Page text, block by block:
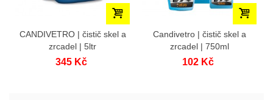
CANDIVETRO | čistič skel a
zrcadel | 5ltr
345 Kč
Candivetro | čistič skel a
zrcadel | 750ml
102 Kč